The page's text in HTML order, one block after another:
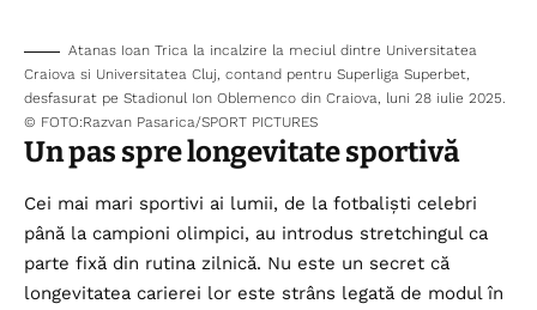
Atanas Ioan Trica la incalzire la meciul dintre Universitatea
Craiova si Universitatea Cluj, contand pentru Superliga Superbet,
desfasurat pe Stadionul Ion Oblemenco din Craiova, luni 28 iulie 2025.
© FOTO:Razvan Pasarica/SPORT PICTURES
Un pas spre longevitate sportivă
Cei mai mari sportivi ai lumii, de la fotbaliști celebri
până la campioni olimpici, au introdus stretchingul ca
parte fixă din rutina zilnică. Nu este un secret că
longevitatea carierei lor este strâns legată de modul în